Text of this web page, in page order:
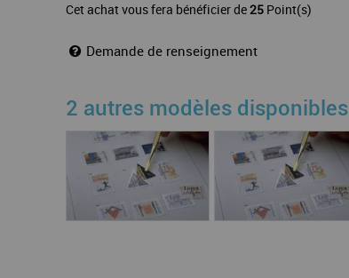
Cet achat vous fera bénéficier de25 Point(s)
Demande de renseignement
2 autres modèles disponibles